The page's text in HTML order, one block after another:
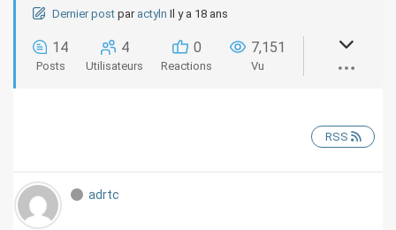
Dernier post par actyln Il y a 18 ans
14
Posts
4
Utilisateurs
0
Reactions
7,151
Vu
RSS
adrtc